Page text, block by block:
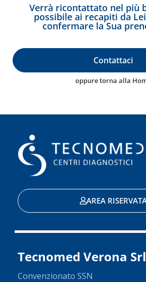
Verrà ricontattato nel più
possibile ai recapiti da
confermare la Sua
Contattaci
oppure torna alla
AREA
Tecnomed Verona Srl
Convenzionato SSN